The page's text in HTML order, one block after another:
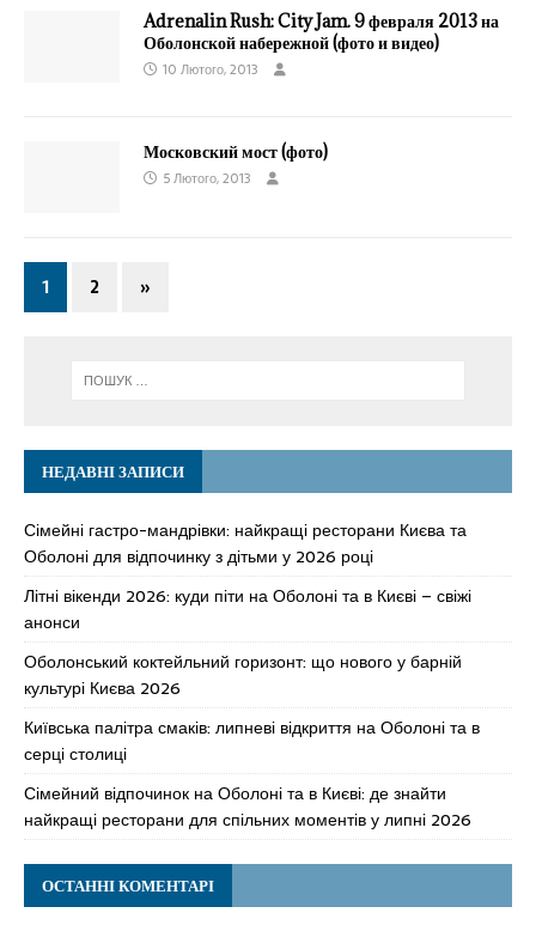
Adrenalin Rush: City Jam. 9 февраля 2013 на
Оболонской набережной (фото и видео)
10 Лютого, 2013
Московский мост (фото)
5 Лютого, 2013
1 2 »
НЕДАВНІ ЗАПИСИ
Сімейні гастро-мандрівки: найкращі ресторани Києва та
Оболоні для відпочинку з дітьми у 2026 році
Літні вікенди 2026: куди піти на Оболоні та в Києві – свіжі
анонси
Оболонський коктейльний горизонт: що нового у барній
культурі Києва 2026
Київська палітра смаків: липневі відкриття на Оболоні та в
серці столиці
Сімейний відпочинок на Оболоні та в Києві: де знайти
найкращі ресторани для спільних моментів у липні 2026
ОСТАННІ КОМЕНТАРІ